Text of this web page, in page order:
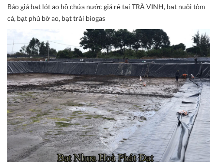
Báo giá bạt lót ao hồ chứa nước giá rẻ tại TRÀ VINH, bạt nuôi tôm
cá, bạt phủ bờ ao, bạt trải biogas